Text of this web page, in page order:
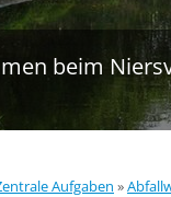
beim
Aufgaben »